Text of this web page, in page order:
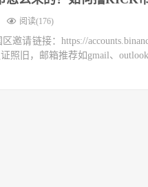
阅读(176)
邀请链接：https://
照旧，邮箱推荐如gmail、